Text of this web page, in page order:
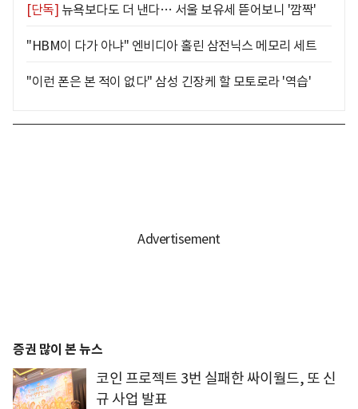
[단독] 뉴욕보다도 더 낸다… 서울 보유세 뜯어보니 '깜짝'
"HBM이 다가 아냐" 엔비디아 홀린 삼전닉스 메모리 세트
"이런 폰은 본 적이 없다" 삼성 긴장케 할 모토로라 '역습'
증권 많이 본 뉴스
코인 프로젝트 3번 실패한 싸이월드, 또 신
규 사업 발표